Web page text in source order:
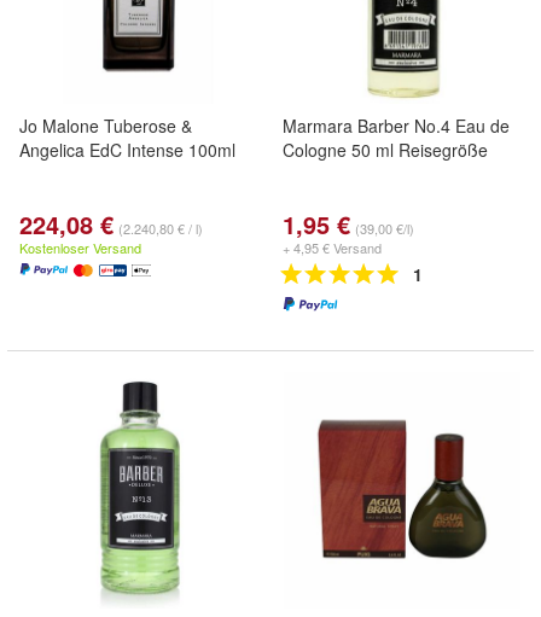
Jo Malone Tuberose &
Angelica EdC Intense 100ml
224,08 € (2.240,80 € / l)
Kostenloser Versand
Marmara Barber No.4 Eau de
Cologne 50 ml Reisegröße
1,95 € (39,00 €/l)
+ 4,95 € Versand
1